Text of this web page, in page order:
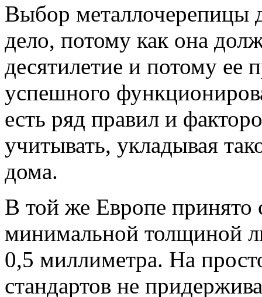
Выбор металлочерепицы
дело, потому как она
десятилетие и потому ее
успешного
есть ряд правил и
учитывать, укладывая
дома.
В той же Европе принято
минимальной толщиной
0,5 миллиметра. На
стандартов не